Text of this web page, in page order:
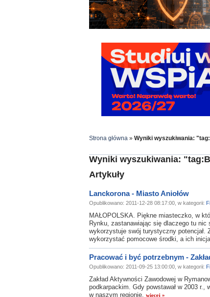
Strona główna » Wyniki wyszukiwania:
Wyniki wyszukiwania:
Artykuły
Lanckorona - Miasto Aniołów
Opublikowano: 2011-12-28 08:17:00, w kategorii:
MAŁOPOLSKA. Piękne miasteczko, w
Rynku, zastanawiając się dlaczego tu nic
wykorzystuje swój turystyczny potencjał.
wykorzystać pomocowe środki, a ich
Pracować i być potrzebnym -
Opublikowano: 2011-09-25 13:00:00, w kategorii:
Zakład Aktywności Zawodowej w
podkarpackim. Gdy powstawał w 2003
w naszym regionie. więcej »